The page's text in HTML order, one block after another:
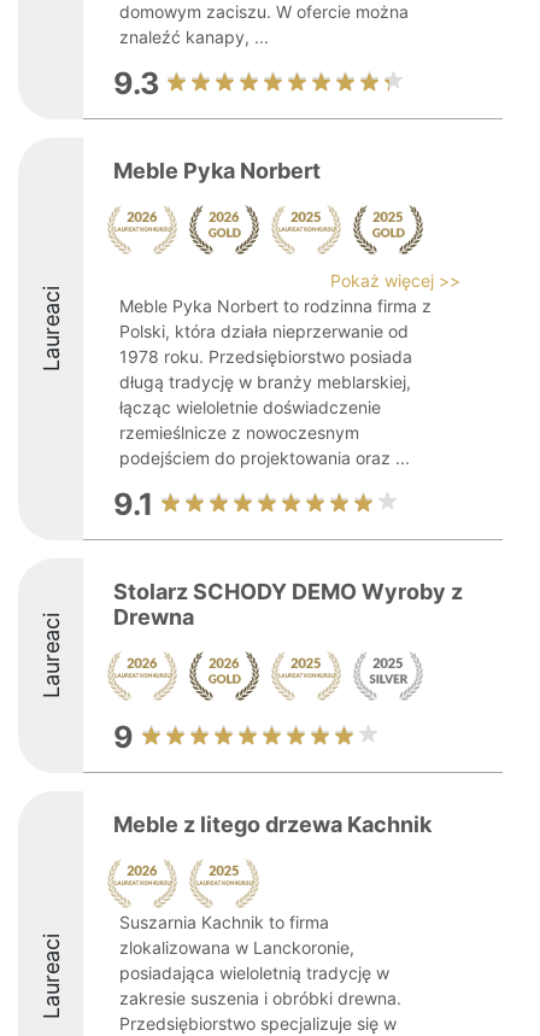
domowym zaciszu. W ofercie można
znaleźć kanapy, ...
9.3
Laureaci
Meble Pyka Norbert
Pokaż więcej >>
Meble Pyka Norbert to rodzinna firma z
Polski, która działa nieprzerwanie od
1978 roku. Przedsiębiorstwo posiada
długą tradycję w branży meblarskiej,
łącząc wieloletnie doświadczenie
rzemieślnicze z nowoczesnym
podejściem do projektowania oraz ...
9.1
Laureaci
Stolarz SCHODY DEMO Wyroby z
Drewna
9
Laureaci
Meble z litego drzewa Kachnik
Suszarnia Kachnik to firma
zlokalizowana w Lanckoronie,
posiadająca wieloletnią tradycję w
zakresie suszenia i obróbki drewna.
Przedsiębiorstwo specjalizuje się w